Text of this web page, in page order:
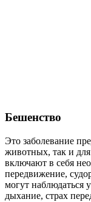
Бешенство
Это заболевание
животных, так и
включают в себя
передвижение,
могут наблюдаться
дыхание, страх